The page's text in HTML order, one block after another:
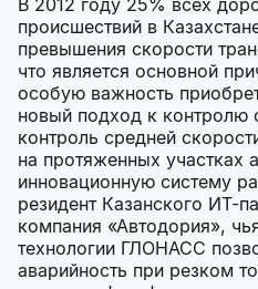
В 2012 году 25% всех
происшествий в
превышения скорости
что является основной
особую важность
новый подход к контролю
контроль средней
на протяженных участках
инновационную систему
резидент Казанского ИТ-
компания «Автодория»,
технологии ГЛОНАСС
аварийность при резком